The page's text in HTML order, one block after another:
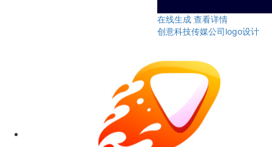
在线生成 查看详情
创意科技传媒公司logo设计